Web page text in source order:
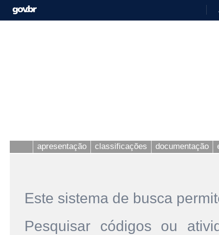
apresentação classificações documentação
Este sistema de busca
Pesquisar códigos ou